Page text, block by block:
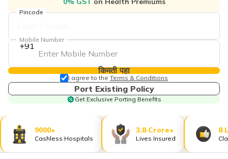
Pincode
+91
Mobile Number
किमती पहा
I agree to the Terms & Conditions
Port Existing Policy
Get Exclusive Porting Benefits
9000+
Cashless Hospitals
3.8 Crore+
Lives Insured
8